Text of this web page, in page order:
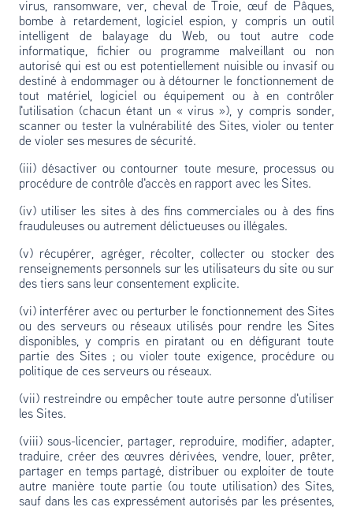
virus, ransomware, ver, cheval de Troie, œuf de Pâques,
bombe à retardement, logiciel espion, y compris un outil
intelligent de balayage du Web, ou tout autre code
informatique, fichier ou programme malveillant ou non
autorisé qui est ou est potentiellement nuisible ou invasif ou
destiné à endommager ou à détourner le fonctionnement de
tout matériel, logiciel ou équipement ou à en contrôler
l'utilisation (chacun étant un « virus »), y compris sonder,
scanner ou tester la vulnérabilité des Sites, violer ou tenter
de violer ses mesures de sécurité.
(iii) désactiver ou contourner toute mesure, processus ou
procédure de contrôle d'accès en rapport avec les Sites.
(iv) utiliser les sites à des fins commerciales ou à des fins
frauduleuses ou autrement délictueuses ou illégales.
(v) récupérer, agréger, récolter, collecter ou stocker des
renseignements personnels sur les utilisateurs du site ou sur
des tiers sans leur consentement explicite.
(vi) interférer avec ou perturber le fonctionnement des Sites
ou des serveurs ou réseaux utilisés pour rendre les Sites
disponibles, y compris en piratant ou en défigurant toute
partie des Sites ; ou violer toute exigence, procédure ou
politique de ces serveurs ou réseaux.
(vii) restreindre ou empêcher toute autre personne d'utiliser
les Sites.
(viii) sous-licencier, partager, reproduire, modifier, adapter,
traduire, créer des œuvres dérivées, vendre, louer, prêter,
partager en temps partagé, distribuer ou exploiter de toute
autre manière toute partie (ou toute utilisation) des Sites,
sauf dans les cas expressément autorisés par les présentes,